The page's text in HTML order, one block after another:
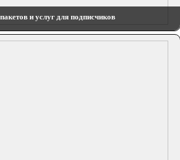
и услуг для подписчиков